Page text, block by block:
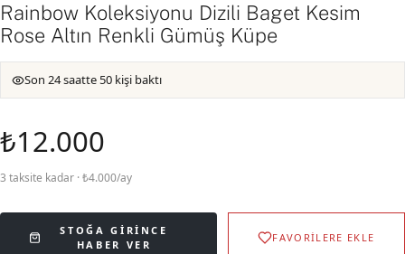
Rainbow Koleksiyonu Dizili Baget Kesim
Rose Altın Renkli Gümüş Küpe
Son 24 saatte 50 kişi baktı
₺12.000
3 taksite kadar · ₺4.000/ay
STOĞA GIRINCE
HABER VER
FAVORİLERE EKLE